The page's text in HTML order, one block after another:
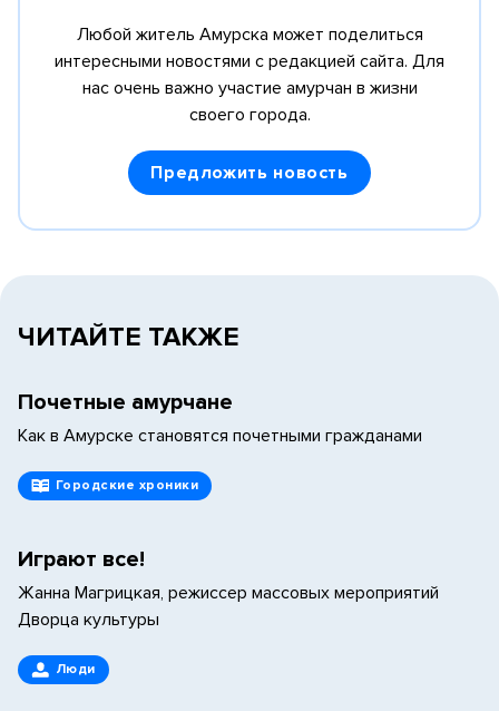
Любой житель Амурска может поделиться
интересными новостями с редакцией сайта. Для
нас очень важно участие амурчан в жизни
своего города.
Предложить новость
ЧИТАЙТЕ ТАКЖЕ
Почетные амурчане
Как в Амурске становятся почетными гражданами
Городские хроники
Играют все!
Жанна Магрицкая, режиссер массовых мероприятий
Дворца культуры
Люди